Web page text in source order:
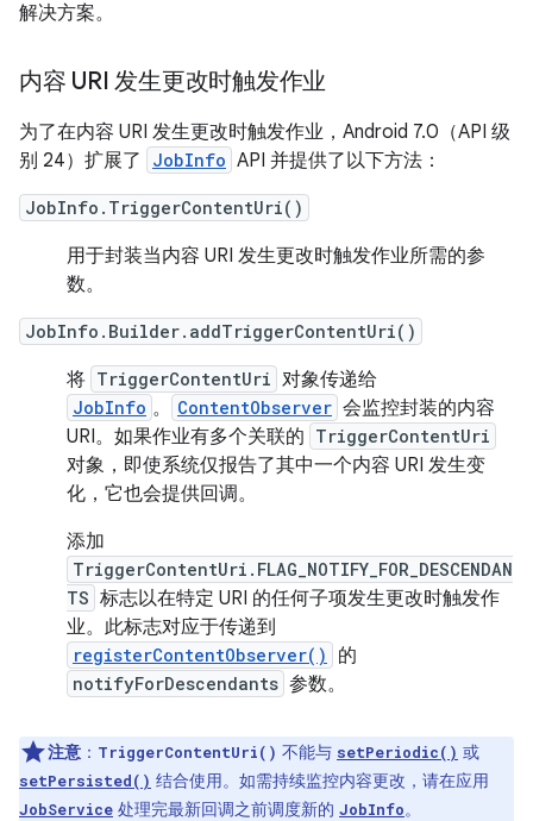
解决方案。
内容 URI 发生更改时触发作业
为了在内容 URI 发生更改时触发作业，Android 7.0（API 级
别 24）扩展了
JobInfo API 并提供了以下方法：
JobInfo.TriggerContentUri()
用于封装当内容 URI 发生更改时触发作业所需的参
数。
JobInfo.Builder.addTriggerContentUri()
将 TriggerContentUri 对象传递给
JobInfo 。 ContentObserver 会监控封装的内容
URI。如果作业有多个关联的 TriggerContentUri
对象，即使系统仅报告了其中一个内容 URI 发生变
化，它也会提供回调。
添加
TriggerContentUri.FLAG_NOTIFY_FOR_DESCENDAN
TS 标志以在特定 URI 的任何子项发生更改时触发作
业。此标志对应于传递到
registerContentObserver() 的
notifyForDescendants 参数。
注意 ： TriggerContentUri() 不能与 setPeriodic() 或
setPersisted() 结合使用。如需持续监控内容更改，请在应用
JobService 处理完最新回调之前调度新的 JobInfo。